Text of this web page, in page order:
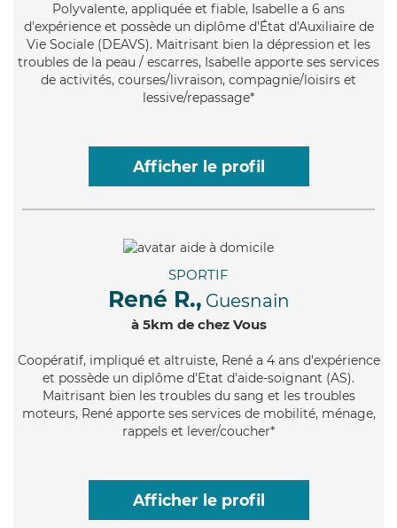
Polyvalente, appliquée et fiable, Isabelle a 6 ans
d'expérience et possède un diplôme d'État d'Auxiliaire de
Vie Sociale (DEAVS). Maitrisant bien la dépression et les
troubles de la peau / escarres, Isabelle apporte ses services
de activités, courses/livraison, compagnie/loisirs et
lessive/repassage*
Afficher le profil
SPORTIF
René R., Guesnain
à 5km de chez Vous
Coopératif, impliqué et altruiste, René a 4 ans d'expérience
et possède un diplôme d'Etat d'aide-soignant (AS).
Maitrisant bien les troubles du sang et les troubles
moteurs, René apporte ses services de mobilité, ménage,
rappels et lever/coucher*
Afficher le profil